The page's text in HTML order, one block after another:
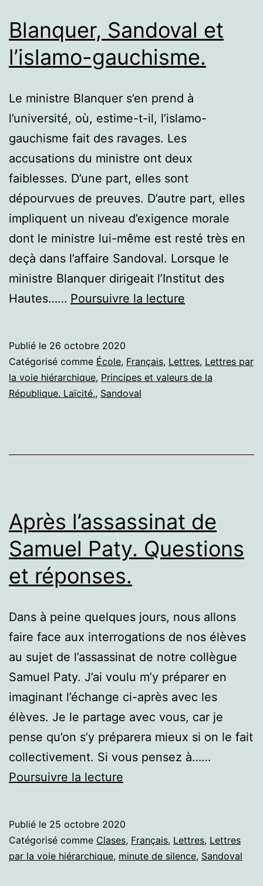
l’école.
Blanquer, Sandoval et
l’islamo-gauchisme.
Le ministre Blanquer s’en prend à
l’université, où, estime-t-il, l’islamo-
gauchisme fait des ravages. Les
accusations du ministre ont deux
faiblesses. D’une part, elles sont
dépourvues de preuves. D’autre part, elles
impliquent un niveau d’exigence morale
dont le ministre lui-même est resté très en
deçà dans l’affaire Sandoval. Lorsque le
ministre Blanquer dirigeait l’Institut des
Hautes…… Poursuivre la lecture
l’islamo-
gauchisme.
Publié le 26 octobre 2020
Catégorisé comme École, Français, Lettres, Lettres par
la voie hiérarchique, Principes et valeurs de la
République. Laïcité., Sandoval
Après l’assassinat de
Samuel Paty. Questions
et réponses.
Dans à peine quelques jours, nous allons
faire face aux interrogations de nos élèves
au sujet de l’assassinat de notre collègue
Samuel Paty. J’ai voulu m’y préparer en
imaginant l’échange ci-après avec les
élèves. Je le partage avec vous, car je
pense qu’on s’y préparera mieux si on le fait
collectivement. Si vous pensez à……
Poursuivre la lecture
Samuel
Paty.
Publié le 25 octobre 2020
Catégorisé comme Clases, Français, Lettres, Lettres
par la voie hiérarchique, minute de silence, Sandoval